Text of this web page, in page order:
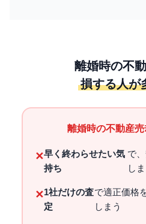
離婚時の不
損する人が
離婚時の不動産
✕早く終わらせたい気
持ち
で
し
✕1社だけの査
定
で適正価格
しまう